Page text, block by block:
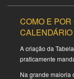
COMO E
A criação da
praticamente
Na grande maioria